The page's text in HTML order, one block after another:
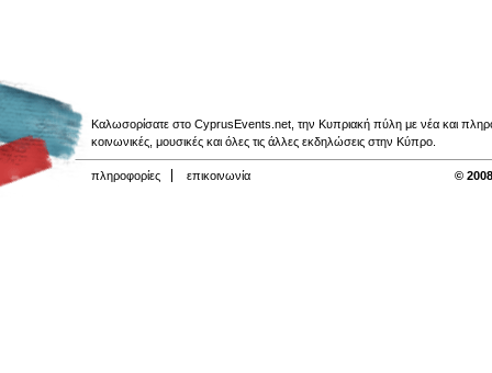
Καλωσορίσατε στο CyprusEvents.net, την Κυπριακή πύλη με νέα και
κοινωνικές, μουσικές και όλες τις άλλες εκδηλώσεις στην Κύπρο.
πληροφορίες επικοινωνία ©